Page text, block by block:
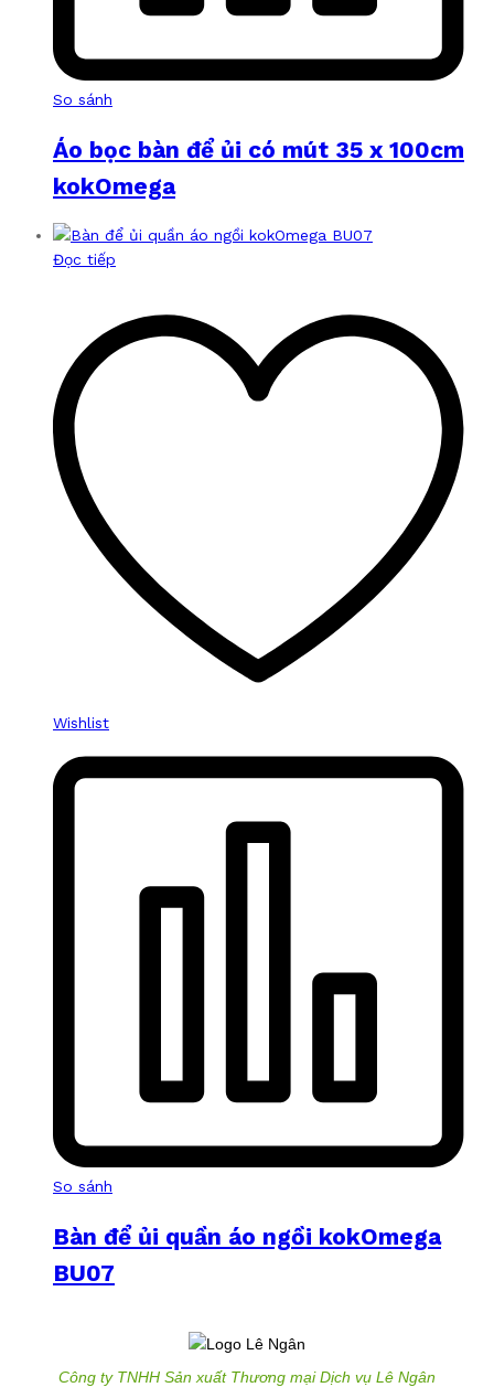
So sánh
Áo bọc bàn để ủi có mút 35 x 100cm
kokOmega
Đọc tiếp
Wishlist
So sánh
Bàn để ủi quần áo ngồi kokOmega
BU07
Công ty TNHH Sản xuất Thương mại Dịch vụ Lê Ngân